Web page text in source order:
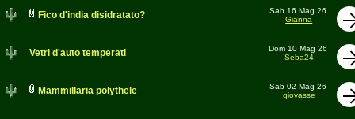
Fico d'india disidratato?
Sab 16 Mag 26
Gianna
Vetri d'auto temperati
Dom 10 Mag 26
Seba24
Mammillaria polythele
Sab 02 Mag 26
giovasse